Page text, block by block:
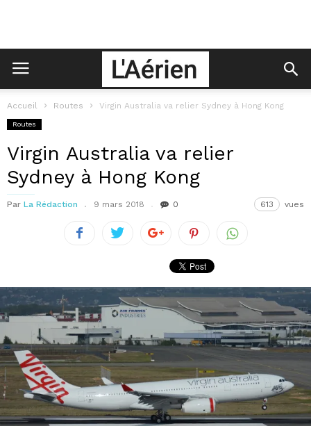
Accueil Routes Virgin Australia va relier Sydney à Hong Kong
Routes
Virgin Australia va relier
Sydney à Hong Kong
Par La Rédaction 9 mars 2018 0 613 vues